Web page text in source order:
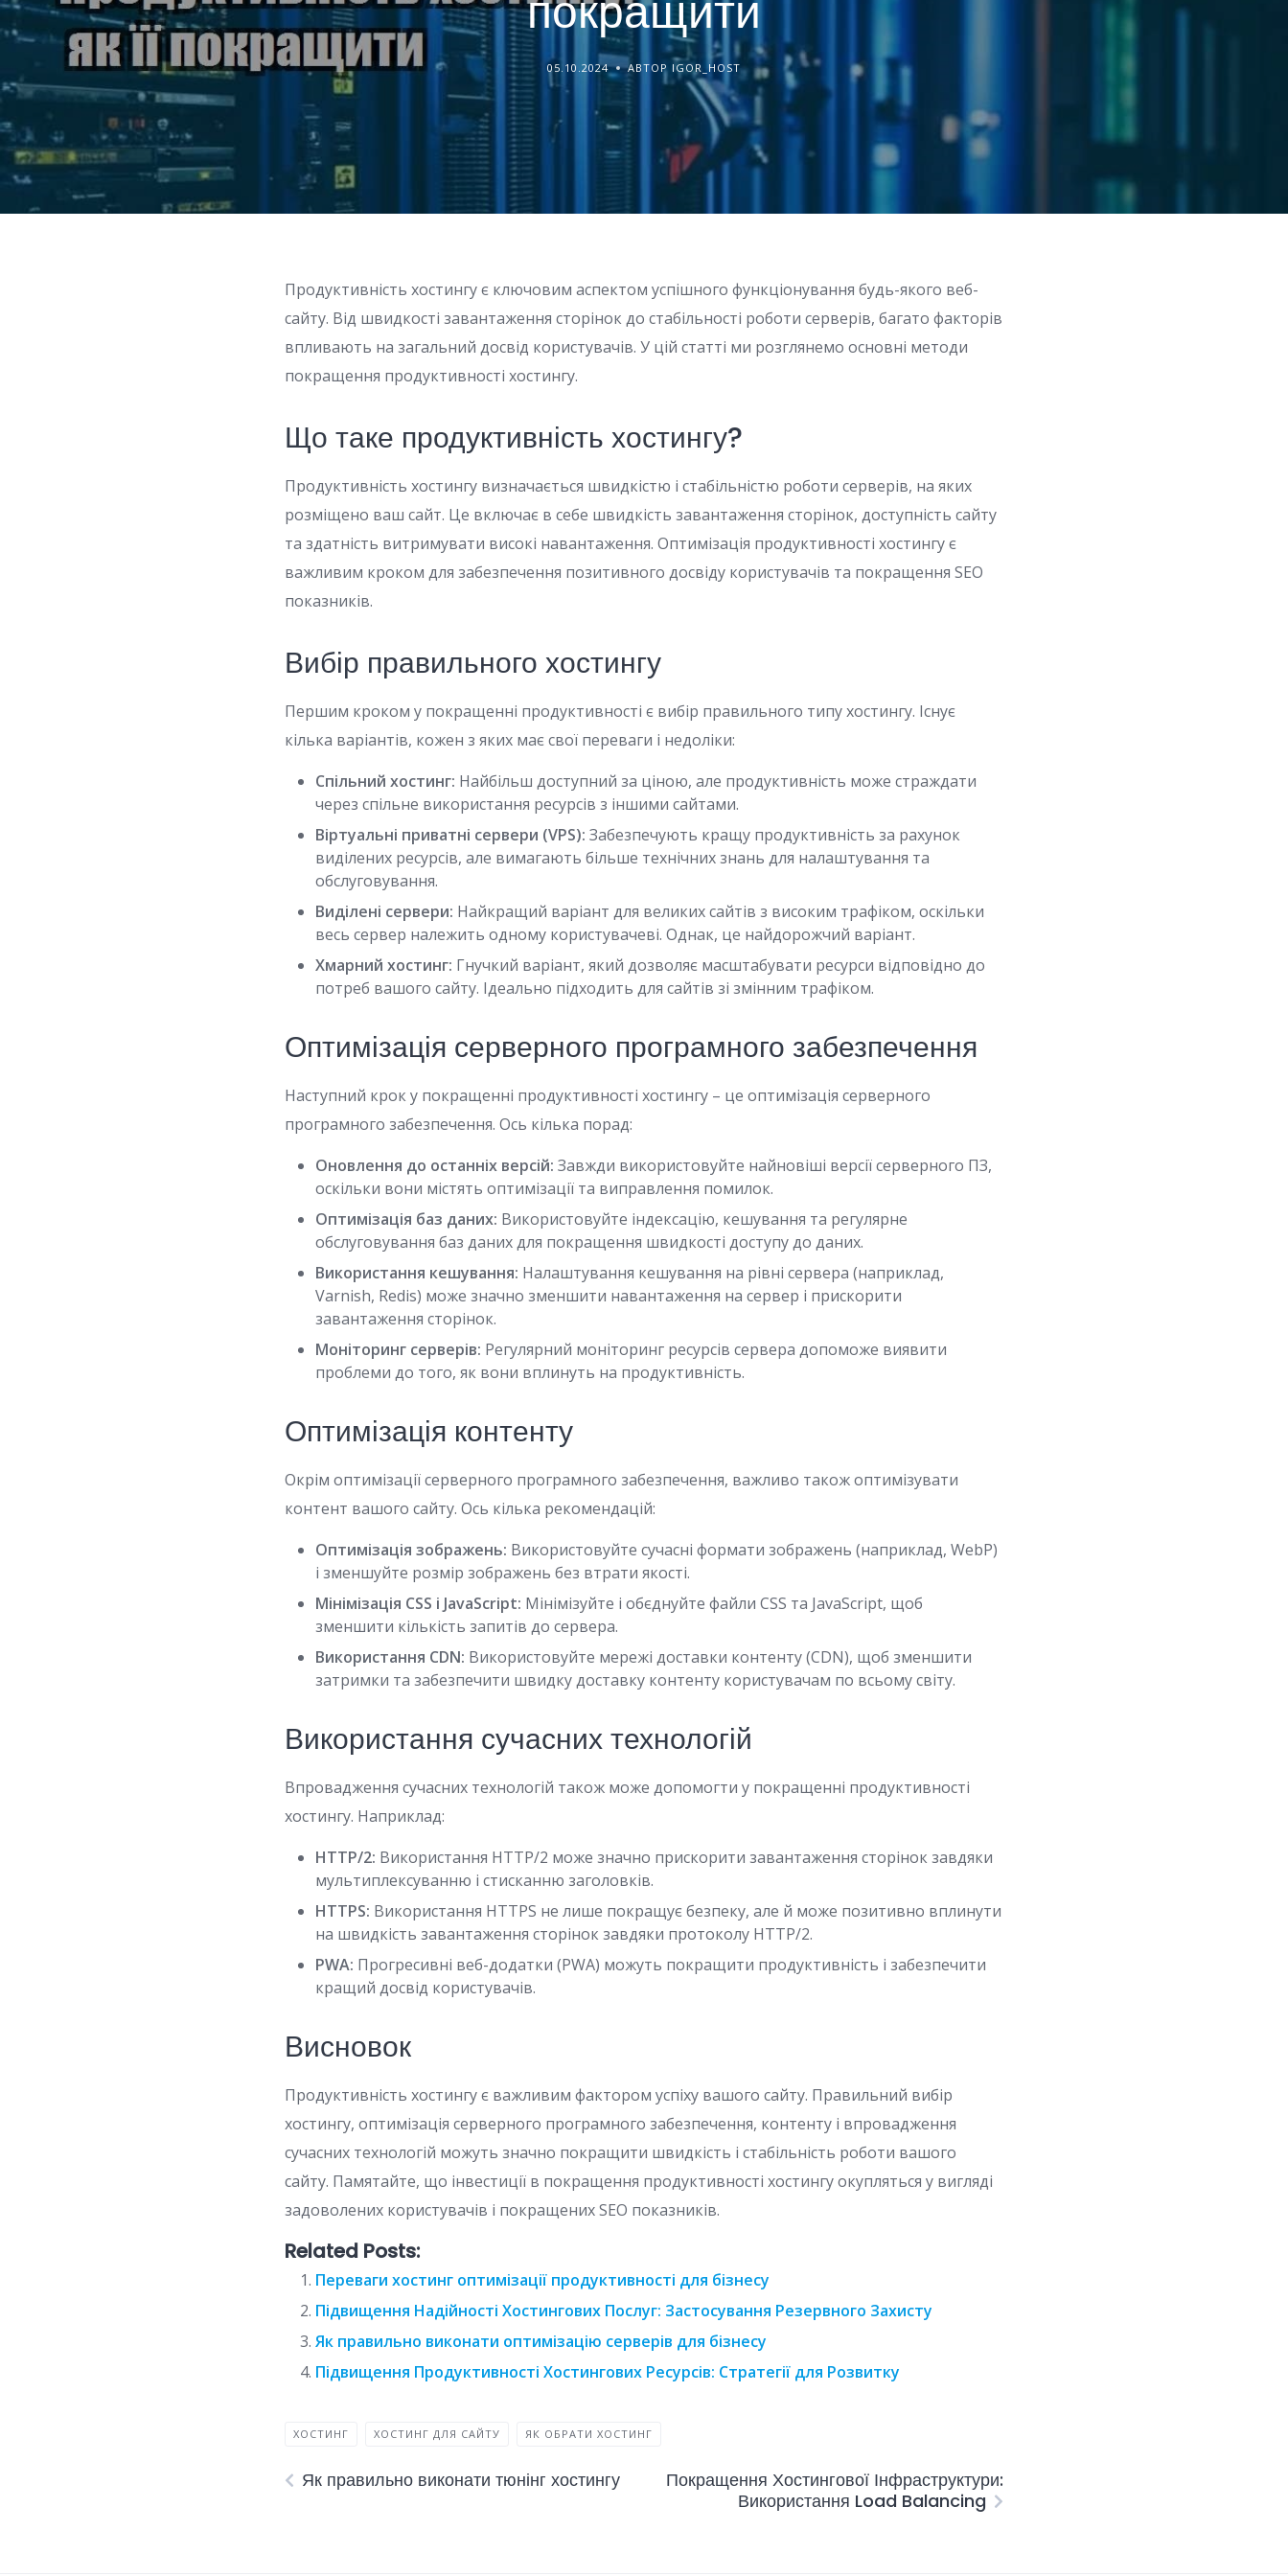
05.10.2024 АВТОР IGOR_HOST
Продуктивність хостингу є ключовим аспектом успішного функціонування будь-якого веб-
сайту. Від швидкості завантаження сторінок до стабільності роботи серверів, багато факторів
впливають на загальний досвід користувачів. У цій статті ми розглянемо основні методи
покращення продуктивності хостингу.
Що таке продуктивність хостингу?
Продуктивність хостингу визначається швидкістю і стабільністю роботи серверів, на яких
розміщено ваш сайт. Це включає в себе швидкість завантаження сторінок, доступність сайту
та здатність витримувати високі навантаження. Оптимізація продуктивності хостингу є
важливим кроком для забезпечення позитивного досвіду користувачів та покращення SEO
показників.
Вибір правильного хостингу
Першим кроком у покращенні продуктивності є вибір правильного типу хостингу. Існує
кілька варіантів, кожен з яких має свої переваги і недоліки:
Спільний хостинг: Найбільш доступний за ціною, але продуктивність може страждати
через спільне використання ресурсів з іншими сайтами.
Віртуальні приватні сервери (VPS): Забезпечують кращу продуктивність за рахунок
виділених ресурсів, але вимагають більше технічних знань для налаштування та
обслуговування.
Виділені сервери: Найкращий варіант для великих сайтів з високим трафіком, оскільки
весь сервер належить одному користувачеві. Однак, це найдорожчий варіант.
Хмарний хостинг: Гнучкий варіант, який дозволяє масштабувати ресурси відповідно до
потреб вашого сайту. Ідеально підходить для сайтів зі змінним трафіком.
Оптимізація серверного програмного забезпечення
Наступний крок у покращенні продуктивності хостингу – це оптимізація серверного
програмного забезпечення. Ось кілька порад:
Оновлення до останніх версій: Завжди використовуйте найновіші версії серверного ПЗ,
оскільки вони містять оптимізації та виправлення помилок.
Оптимізація баз даних: Використовуйте індексацію, кешування та регулярне
обслуговування баз даних для покращення швидкості доступу до даних.
Використання кешування: Налаштування кешування на рівні сервера (наприклад,
Varnish, Redis) може значно зменшити навантаження на сервер і прискорити
завантаження сторінок.
Моніторинг серверів: Регулярний моніторинг ресурсів сервера допоможе виявити
проблеми до того, як вони вплинуть на продуктивність.
Оптимізація контенту
Окрім оптимізації серверного програмного забезпечення, важливо також оптимізувати
контент вашого сайту. Ось кілька рекомендацій:
Оптимізація зображень: Використовуйте сучасні формати зображень (наприклад, WebP)
і зменшуйте розмір зображень без втрати якості.
Мінімізація CSS і JavaScript: Мінімізуйте і обєднуйте файли CSS та JavaScript, щоб
зменшити кількість запитів до сервера.
Використання CDN: Використовуйте мережі доставки контенту (CDN), щоб зменшити
затримки та забезпечити швидку доставку контенту користувачам по всьому світу.
Використання сучасних технологій
Впровадження сучасних технологій також може допомогти у покращенні продуктивності
хостингу. Наприклад:
HTTP/2: Використання HTTP/2 може значно прискорити завантаження сторінок завдяки
мультиплексуванню і стисканню заголовків.
HTTPS: Використання HTTPS не лише покращує безпеку, але й може позитивно вплинути
на швидкість завантаження сторінок завдяки протоколу HTTP/2.
PWA: Прогресивні веб-додатки (PWA) можуть покращити продуктивність і забезпечити
кращий досвід користувачів.
Висновок
Продуктивність хостингу є важливим фактором успіху вашого сайту. Правильний вибір
хостингу, оптимізація серверного програмного забезпечення, контенту і впровадження
сучасних технологій можуть значно покращити швидкість і стабільність роботи вашого
сайту. Памятайте, що інвестиції в покращення продуктивності хостингу окупляться у вигляді
задоволених користувачів і покращених SEO показників.
Related Posts:
Переваги хостинг оптимізації продуктивності для бізнесу
Підвищення Надійності Хостингових Послуг: Застосування Резервного Захисту
Як правильно виконати оптимізацію серверів для бізнесу
Підвищення Продуктивності Хостингових Ресурсів: Стратегії для Розвитку
ХОСТИНГ ХОСТИНГ ДЛЯ САЙТУ ЯК ОБРАТИ ХОСТИНГ
Як правильно виконати тюнінг хостингу
Покращення Хостингової Інфраструктури:
Використання Load Balancing